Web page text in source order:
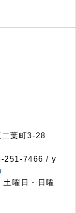
二葉町3-28
251-7466 / y
曜日・日曜